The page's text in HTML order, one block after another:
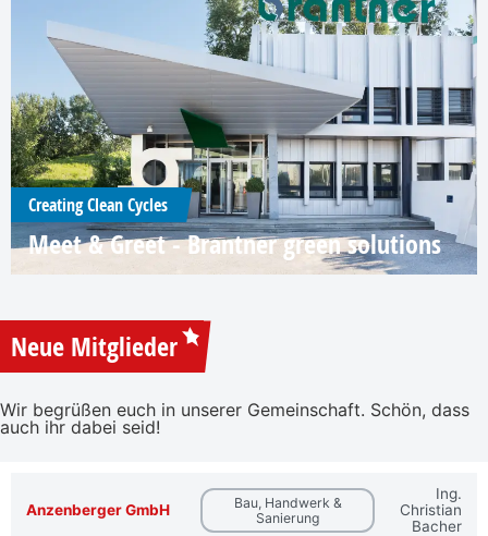
Creating Clean Cycles
Meet & Greet - Brantner green solutions
Neue Mitglieder
Wir begrüßen euch in unserer Gemeinschaft. Schön, dass
auch ihr dabei seid!
Anzenberger GmbH
Bau, Handwerk &
Sanierung
Ing.
Christian
Bacher